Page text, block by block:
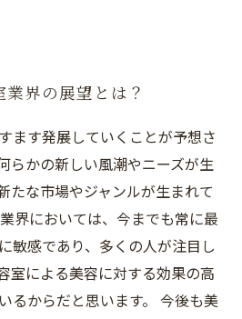
界の展望とは？
ます発展していくことが予想さ
らかの新しい風潮やニーズが生
たな市場やジャンルが生まれて
界においては、今までも常に最
敏感であり、多くの人が注目し
室による美容に対する効果の高
るからだと思います。 今後も美